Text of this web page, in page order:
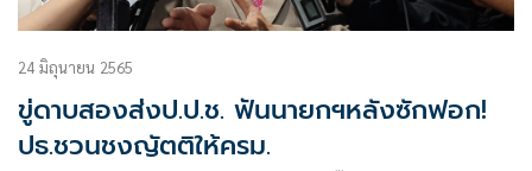
24 มิถุนายน 2565
ขู่ดาบสองส่งป.ป.ช. ฟันนายกฯหลังซักฟอก!
ปธ.ชวนชงญัตติให้ครม.